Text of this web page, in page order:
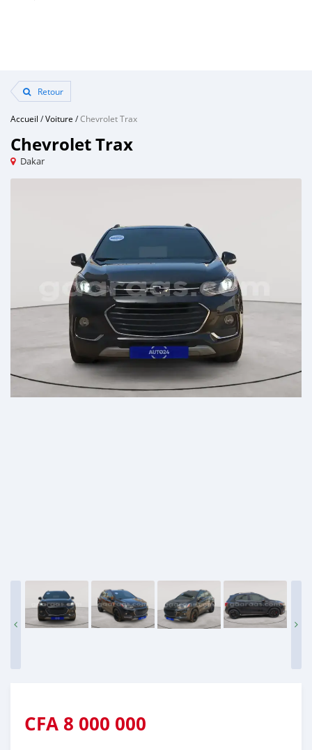
Retour
Accueil /Voiture /Chevrolet Trax
Chevrolet Trax
Dakar
CFA 8 000 000